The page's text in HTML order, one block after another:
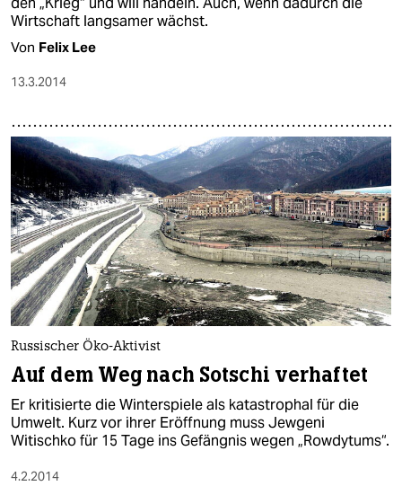
Wirtschaft langsamer wächst.
Von Felix Lee
13.3.2014
Russischer Öko-Aktivist
Auf dem Weg nach Sotschi verhaftet
Er kritisierte die Winterspiele als katastrophal für die
Umwelt. Kurz vor ihrer Eröffnung muss Jewgeni
Witischko für 15 Tage ins Gefängnis wegen „Rowdytums“.
4.2.2014